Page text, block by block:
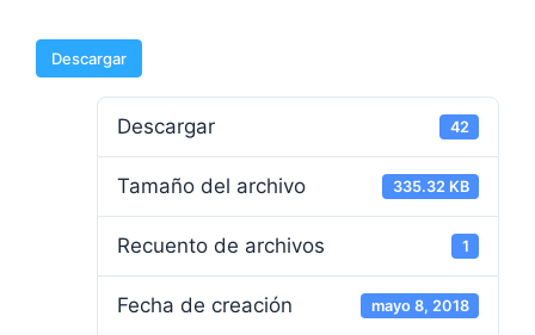
Descargar
Descargar 42
Tamaño del archivo 335.32 KB
Recuento de archivos 1
Fecha de creación mayo 8, 2018